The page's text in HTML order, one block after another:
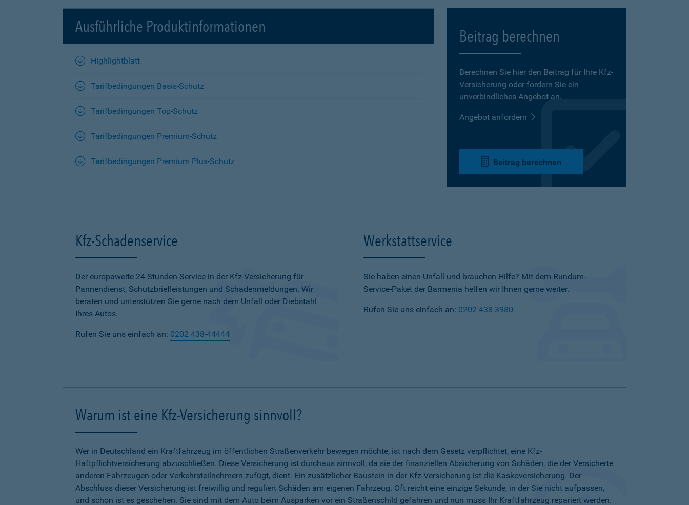
Ausführliche Produktinformationen
Highlightblatt
Tarifbedingungen Basis-Schutz
Tarifbedingungen Top-Schutz
Tarifbedingungen Premium-Schutz
Tarifbedingungen Premium Plus-Schutz
Beitrag berechnen
Berechnen Sie hier den Beitrag für Ihre Kfz-
Versicherung oder fordern Sie ein
unverbindliches Angebot an.
Angebot anfordern
Beitrag berechnen
Kfz-Schadenservice
Der europaweite 24-Stunden-Service in der Kfz-Versicherung für
Pannendienst, Schutzbriefleistungen und Schadenmeldungen. Wir
beraten und unterstützen Sie gerne nach dem Unfall oder Diebstahl
Ihres Autos.
Rufen Sie uns einfach an: 0202 438-44444
Werkstattservice
Sie haben einen Unfall und brauchen Hilfe? Mit dem Rundum-
Service-Paket der Barmenia helfen wir Ihnen gerne weiter.
Rufen Sie uns einfach an: 0202 438-3980
Warum ist eine Kfz-Versicherung sinnvoll?
Wer in Deutschland ein Kraftfahrzeug im öffentlichen Straßenverkehr bewegen möchte, ist nach dem Gesetz verpflichtet, eine Kfz-
Haftpflichtversicherung abzuschließen. Diese Versicherung ist durchaus sinnvoll, da sie der finanziellen Absicherung von Schäden, die der Versicherte
anderen Fahrzeugen oder Verkehrsteilnehmern zufügt, dient. Ein zusätzlicher Baustein in der Kfz-Versicherung ist die Kaskoversicherung. Der
Abschluss dieser Versicherung ist freiwillig und reguliert Schäden am eigenen Fahrzeug. Oft reicht eine einzige Sekunde, in der Sie nicht aufpassen,
und schon ist es geschehen. Sie sind mit dem Auto beim Ausparken vor ein Straßenschild gefahren und nun muss Ihr Kraftfahrzeug repariert werden.